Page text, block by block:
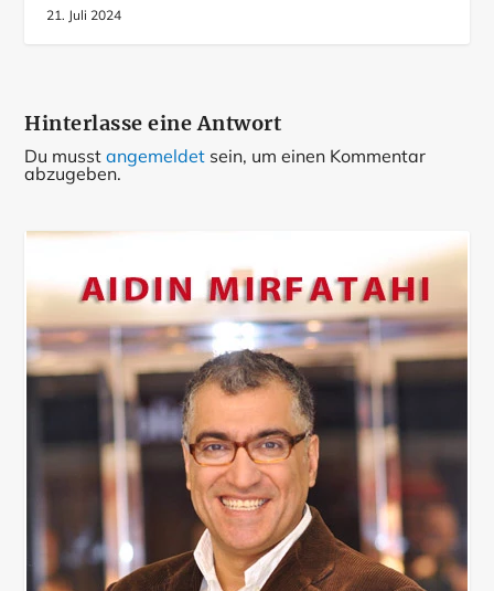
21. Juli 2024
Hinterlasse eine Antwort
Du musstangemeldet sein, um einen Kommentar
abzugeben.